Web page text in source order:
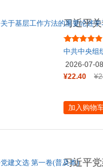
习近平
读本
中共中央组
2026-07-08
¥22.40
加入购物
习近平